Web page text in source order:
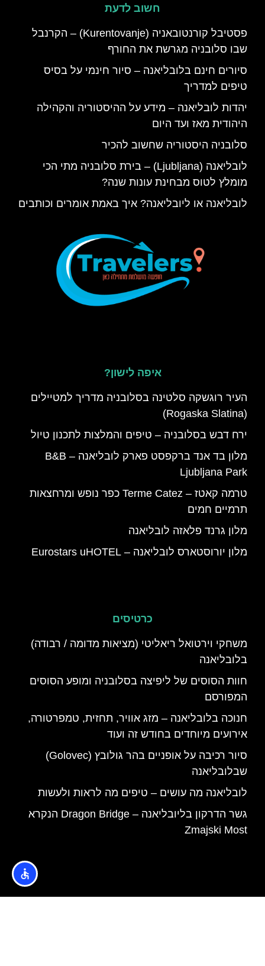
חשוב לדעת
פסטיבל קורנטובאניה (Kurentovanje) – הקרנבל
שבו סלובניה מגרשת את החורף
סיורים חינם בלובליאנה – סיור חינמי על בסיס
טיפים למדריך
יהדות לובליאנה – מידע על ההיסטוריה והקהילה
היהודית מאז ועד היום
סלובניה היסטוריה שחשוב להכיר
לובליאנה (Ljubljana) – בירת סלובניה מתי הכי
מומלץ לטוס מבחינת עונות שנה?
לובליאנה או ליובליאנה? איך באמת אומרים וכותבים
איפה לישון?
העיר רוגשקה סלטינה בסלובניה מדריך למטיילים
(Rogaska Slatina)
ירח דבש בסלובניה – טיפים והמלצות לתכנון טיול
מלון בד אנד ברקפסט פארק לובליאנה – B&B
Ljubljana Park
טרמה קאטז – Terme Catez כפר נופש ומרחצאות
תרמיים חמים
מלון גרנד פלאזה לובליאנה
מלון יורוסטארס לובליאנה – Eurostars uHOTEL
כרטיסים
משחקי וירטואל ריאליטי (מציאות מדומה / רבודה)
בלובליאנה
‪חוות הסוסים של ליפיצה בסלובניה ומופע הסוסים
המפורסם
חנוכה בלובליאנה – מזג אוויר, תחזית, טמפרטורה,
אירועים מיוחדים בחודש זה ועוד
סיור רכיבה על אופניים בהר גולובץ (Golovec)
שבלובליאנה
לובליאנה מה עושים – טיפים מה לראות ולעשות
גשר הדרקון בליובליאנה – Dragon Bridge הנקרא
Zmajski Most